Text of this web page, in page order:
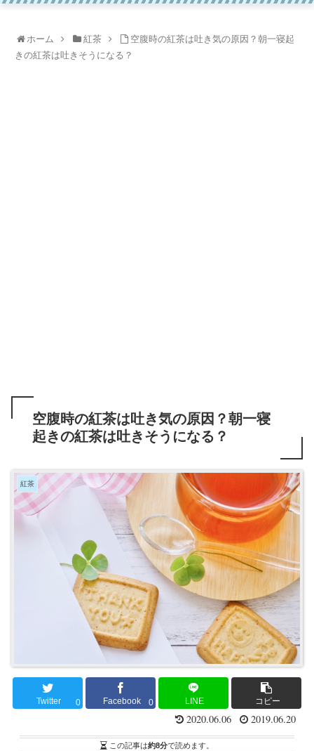
ホーム 紅茶
空腹時の紅茶は吐き気の原因？朝一寝起
きの紅茶は吐きそうになる？
空腹時の紅茶は吐き気の原因？朝一寝
起きの紅茶は吐きそうになる？
紅茶
Twitter 0 Facebook 0 LINE コピー
2020.06.06 2019.06.20
この記事は約8分で読めます。